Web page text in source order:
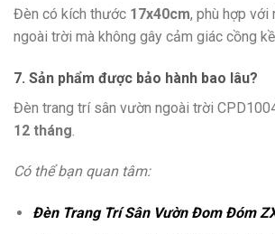
Đèn có kích thước 17x40cm, phù hợp với
ngoài trời mà không gây cảm giác cồng
7. Sản phẩm được bảo hành bao lâu?
Đèn trang trí sân vườn ngoài trời
12 tháng
Có thể bạn quan tâm:
Đèn Trang Trí Sân Vườn Đom Đóm